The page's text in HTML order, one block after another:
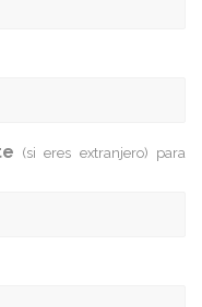
(si eres extranjero) para